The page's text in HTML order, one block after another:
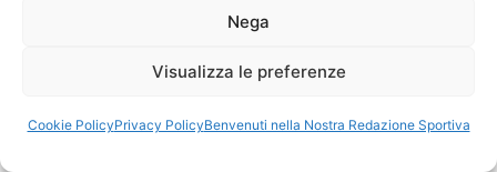
Nega
Visualizza le preferenze
Cookie PolicyPrivacy PolicyBenvenuti nella Nostra Redazione Sportiva
📰 Contenuto Umano Verificato
Privacy Coockie
Pubblicità